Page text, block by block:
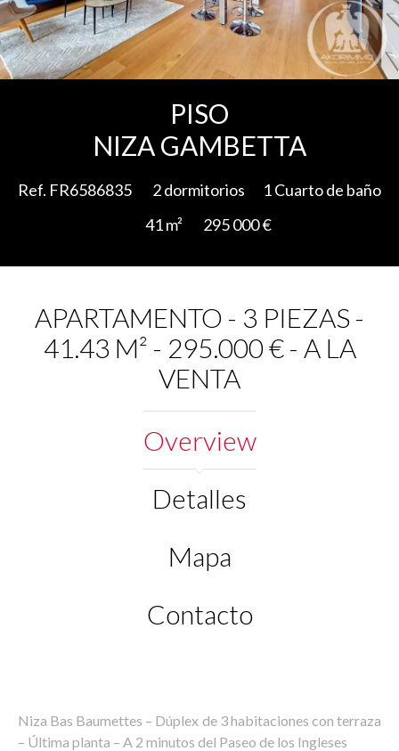
PISO
NIZA GAMBETTA
Ref. FR6586835 2 dormitorios
1 Cuarto de baño
41 m²
295 000 €
APARTAMENTO - 3 PIEZAS -
41.43 M² - 295.000 € - A LA
VENTA
Overview
Detalles
Mapa
Contacto
Niza Bas Baumettes – Dúplex de 3 habitaciones con terraza
– Última planta – A 2 minutos del Paseo de los Ingleses